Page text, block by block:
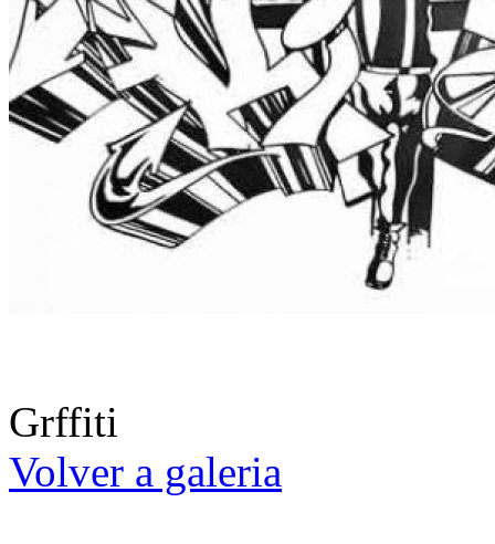
Grffiti
Volver a galeria